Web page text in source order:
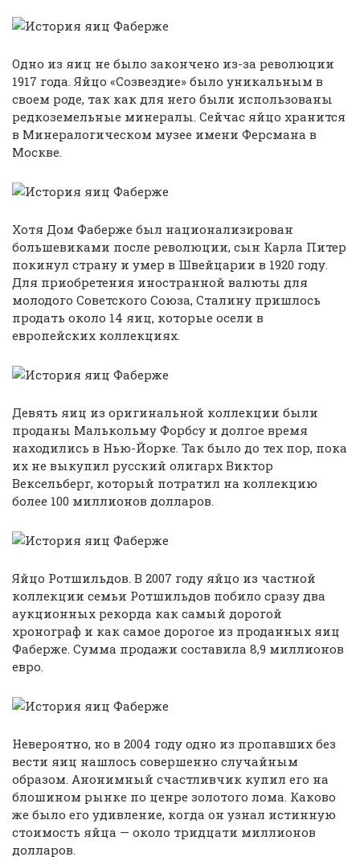
Одно из яиц не было закончено из-за революции
1917 года. Яйцо «Созвездие» было уникальным в
своем роде, так как для него были использованы
редкоземельные минералы. Сейчас яйцо хранится
в Минералогическом музее имени Ферсмана в
Москве.
Хотя Дом Фаберже был национализирован
большевиками после революции, сын Карла Питер
покинул страну и умер в Швейцарии в 1920 году.
Для приобретения иностранной валюты для
молодого Советского Союза, Сталину пришлось
продать около 14 яиц, которые осели в
европейских коллекциях.
Девять яиц из оригинальной коллекции были
проданы Малькольму Форбсу и долгое время
находились в Нью-Йорке. Так было до тех пор, пока
их не выкупил русский олигарх Виктор
Вексельберг, который потратил на коллекцию
более 100 миллионов долларов.
Яйцо Ротшильдов. В 2007 году яйцо из частной
коллекции семьи Ротшильдов побило сразу два
аукционных рекорда как самый дорогой
хронограф и как самое дорогое из проданных яиц
Фаберже. Сумма продажи составила 8,9 миллионов
евро.
Невероятно, но в 2004 году одно из пропавших без
вести яиц нашлось совершенно случайным
образом. Анонимный счастливчик купил его на
блошином рынке по ценре золотого лома. Каково
же было его удивление, когда он узнал истинную
стоимость яйца — около тридцати миллионов
долларов.